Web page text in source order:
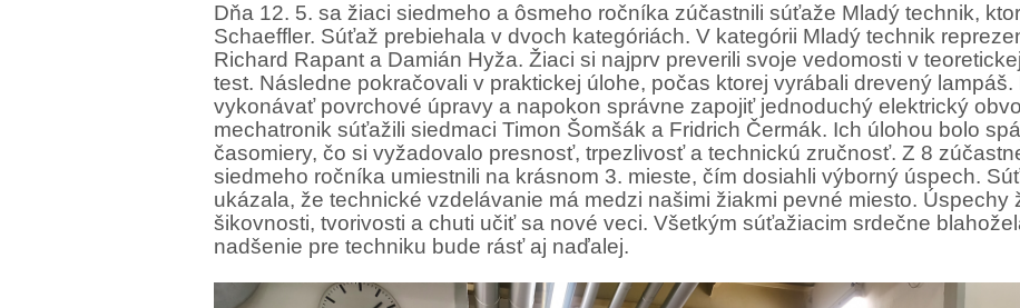
Dňa 12. 5. sa žiaci siedmeho a ôsmeho ročníka zúčastnili súťaže Mladý technik,
Schaeffler. Súťaž prebiehala v dvoch kategóriách. V kategórii Mladý technik
Richard Rapant a Damián Hyža. Žiaci si najprv preverili svoje vedomosti v
test. Následne pokračovali v praktickej úlohe, počas ktorej vyrábali drevený
vykonávať povrchové úpravy a napokon správne zapojiť jednoduchý elektrický
mechatronik súťažili siedmaci Timon Šomšák a Fridrich Čermák. Ich úlohou bolo
časomiery, čo si vyžadovalo presnosť, trpezlivosť a technickú zručnosť. Z 8
siedmeho ročníka umiestnili na krásnom 3. mieste, čím dosiahli výborný úspech.
ukázala, že technické vzdelávanie má medzi našimi žiakmi pevné miesto. Úspechy
šikovnosti, tvorivosti a chuti učiť sa nové veci. Všetkým súťažiacim srdečne
nadšenie pre techniku bude rásť aj naďalej.